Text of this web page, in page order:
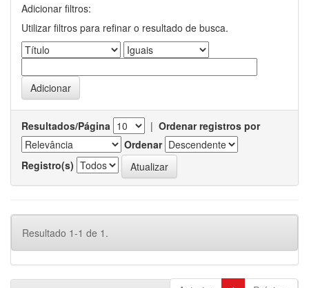
Adicionar filtros:
Utilizar filtros para refinar o resultado de busca.
Resultados/Página | Ordenar registros por
Ordenar
Registro(s)
Resultado 1-1 de 1.